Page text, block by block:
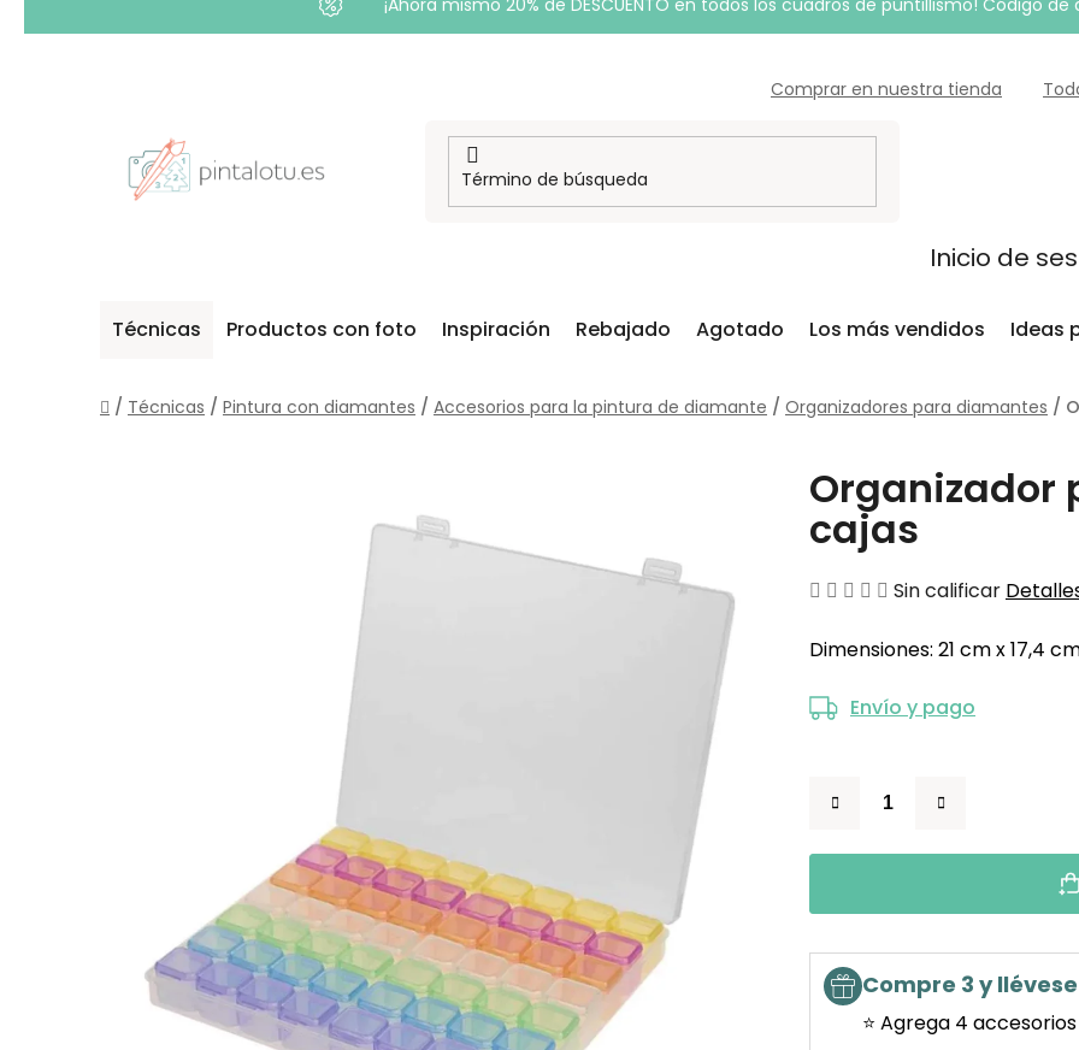
¡Ahora mismo 20% de DESCUENTO en todos los cuadros de puntillismo! Código
Comprar en nuestra tienda
Inicio de
Técnicas Productos con foto Inspiración Rebajado Agotado Los más vendidos Ideas
Inicio
/ Técnicas / Pintura con diamantes / Accesorios para la pintura de diamante / Organizadores para diamantes /
Organizador
cajas
La
media
producto
0,0
sobre
estrellas.
Sin calificar
Dimensiones: 21 cm x 17,4
Envío y pago
Compre 3 y
⭐ Agrega 4